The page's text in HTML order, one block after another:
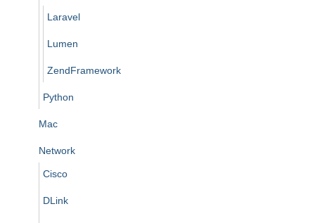
Laravel
Lumen
ZendFramework
Python
Mac
Network
Cisco
DLink